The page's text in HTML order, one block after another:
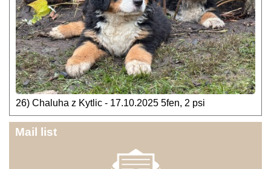
26) Chaluha z Kytlic - 17.10.2025 5fen, 2 psi
Mail list